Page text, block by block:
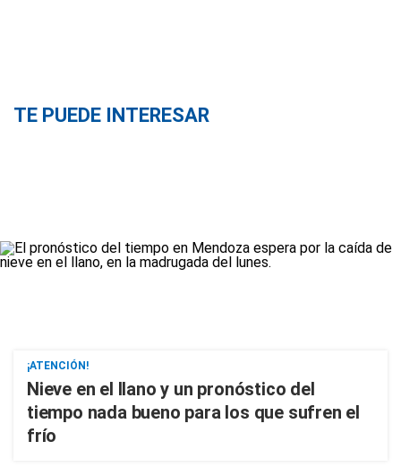
TE PUEDE INTERESAR
¡ATENCIÓN!
Nieve en el llano y un pronóstico del
tiempo nada bueno para los que sufren el
frío